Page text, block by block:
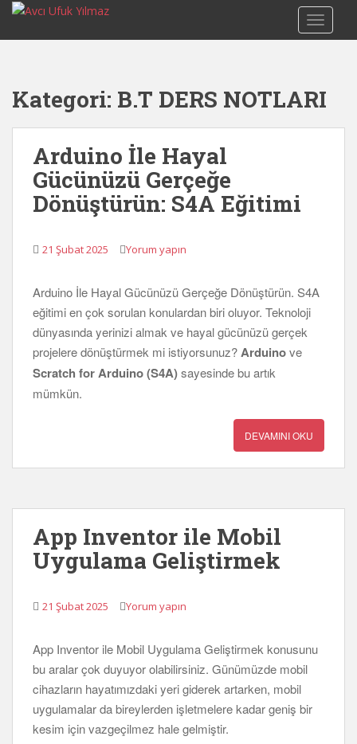
i
Kategori: B.T DERS NOTLARI
Arduino İle Hayal
Gücünüzü Gerçeğe
Dönüştürün: S4A Eğitimi
21 Şubat 2025 Yorum yapın
Arduino İle Hayal Gücünüzü Gerçeğe Dönüştürün. S4A
eğitimi en çok sorulan konulardan biri oluyor. Teknoloji
dünyasında yerinizi almak ve hayal gücünüzü gerçek
projelere dönüştürmek mi istiyorsunuz?Arduinove
Scratch for Arduino (S4A)sayesinde bu artık
mümkün.
DEVAMINI OKU
App Inventor ile Mobil
Uygulama Geliştirmek
21 Şubat 2025 Yorum yapın
App Inventor ile Mobil Uygulama Geliştirmek konusunu
bu aralar çok duyuyor olabilirsiniz. Günümüzde mobil
cihazların hayatımızdaki yeri giderek artarken, mobil
uygulamalar da bireylerden işletmelere kadar geniş bir
kesim için vazgeçilmez hale gelmiştir.